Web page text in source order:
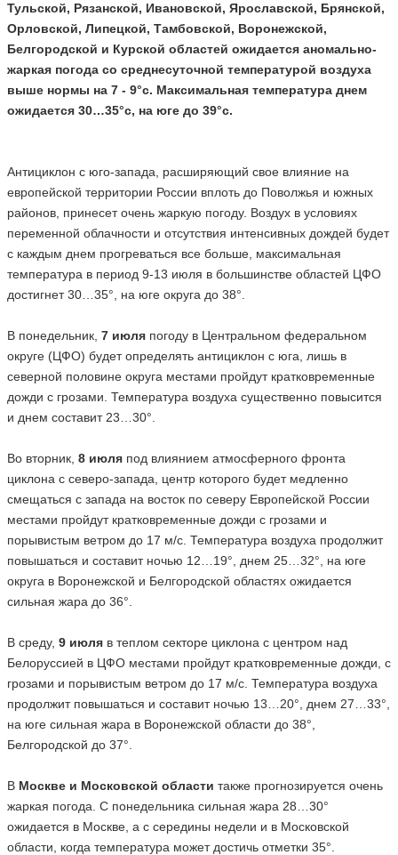
Тульской, Рязанской, Ивановской, Ярославской, Брянской,
Орловской, Липецкой, Тамбовской, Воронежской,
Белгородской и Курской областей ожидается аномально-
жаркая погода со среднесуточной температурой воздуха
выше нормы на 7 - 9°с. Максимальная температура днем
ожидается 30…35°с, на юге до 39°с.
Антициклон с юго-запада, расширяющий свое влияние на
европейской территории России вплоть до Поволжья и южных
районов, принесет очень жаркую погоду. Воздух в условиях
переменной облачности и отсутствия интенсивных дождей будет
с каждым днем прогреваться все больше, максимальная
температура в период 9-13 июля в большинстве областей ЦФО
достигнет 30…35°, на юге округа до 38°.
В понедельник, 7 июляпогоду в Центральном федеральном
округе (ЦФО) будет определять антициклон с юга, лишь в
северной половине округа местами пройдут кратковременные
дожди с грозами. Температура воздуха существенно повысится
и днем составит 23…30°.
Во вторник, 8 июляпод влиянием атмосферного фронта
циклона с северо-запада, центр которого будет медленно
смещаться с запада на восток по северу Европейской России
местами пройдут кратковременные дожди с грозами и
порывистым ветром до 17 м/с. Температура воздуха продолжит
повышаться и составит ночью 12…19°, днем 25…32°, на юге
округа в Воронежской и Белгородской областях ожидается
сильная жара до 36°.
В среду, 9 июляв теплом секторе циклона с центром над
Белоруссией в ЦФО местами пройдут кратковременные дожди, с
грозами и порывистым ветром до 17 м/с. Температура воздуха
продолжит повышаться и составит ночью 13…20°, днем 27…33°,
на юге сильная жара в Воронежской области до 38°,
Белгородской до 37°.
В Москве и Московской области также прогнозируется очень
жаркая погода. С понедельника сильная жара 28…30°
ожидается в Москве, а с середины недели и в Московской
области, когда температура может достичь отметки 35°.